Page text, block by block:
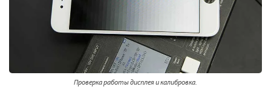
Проверка работы дисплея и калибровка.